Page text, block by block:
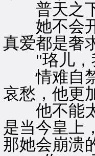
普天之下
她不会开
真爱都是奢
"珞儿，我
情难自禁
哀愁，他更
他不能太
是当今皇上
那她会崩溃